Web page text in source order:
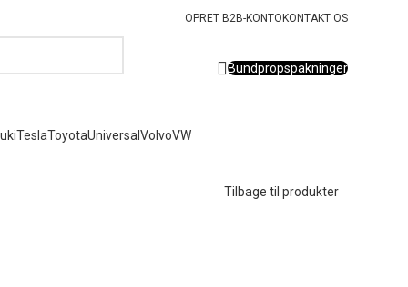
OPRET B2B-KONTO KONTAKT OS
Bundpropspakninger
TeslaToyotaUniversal VolvoVW
Tilbage til produkter